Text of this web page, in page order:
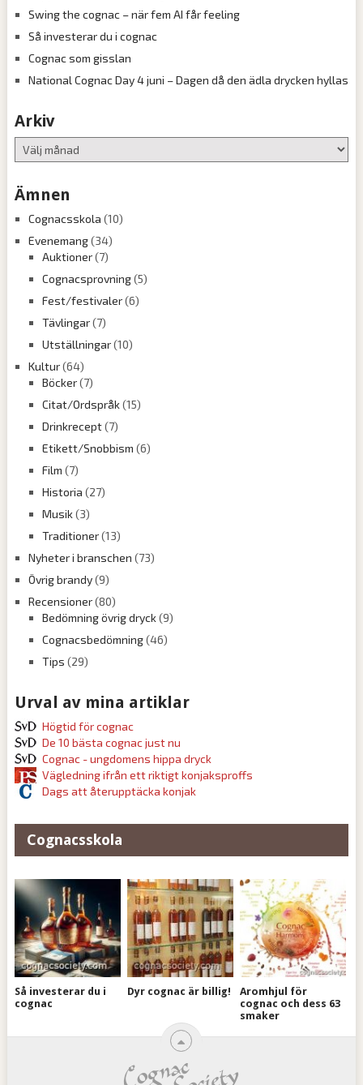
Swing the cognac – när fem AI får feeling
Så investerar du i cognac
Cognac som gisslan
National Cognac Day 4 juni – Dagen då den ädla drycken hyllas
Arkiv
Arkiv
Ämnen
Cognacsskola (10)
Evenemang(34)
Auktioner(7)
Cognacsprovning(5)
Fest/festivaler(6)
Tävlingar(7)
Utställningar(10)
Kultur(64)
Böcker(7)
Citat/Ordspråk(15)
Drinkrecept(7)
Etikett/Snobbism (6)
Film (7)
Historia (27)
Musik(3)
Traditioner(13)
Nyheter i branschen (73)
Övrig brandy(9)
Recensioner(80)
Bedömning övrig dryck(9)
Cognacsbedömning(46)
Tips (29)
Urval av mina artiklar
Högtid för cognac
De 10 bästa cognac just nu
Cognac - ungdomens hippa dryck
Vägledning ifrån ett riktigt konjaksproffs
Dags att återupptäcka konjak
Cognacsskola
Så investerar du i
cognac
Dyr cognac är billig!
Aromhjul för
cognac och dess 63
smaker